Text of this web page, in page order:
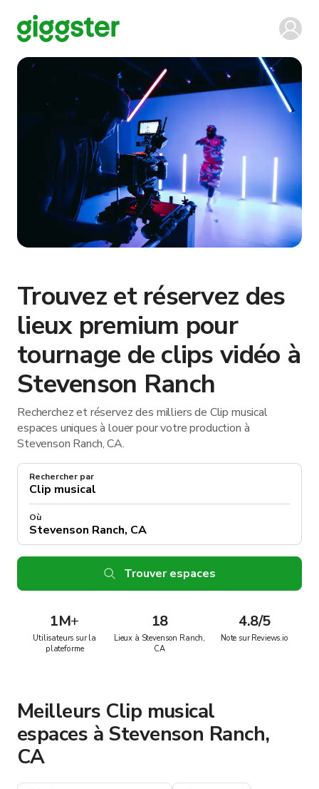
Trouvez et réservez des
lieux premium pour
tournage de clips vidéo à
Stevenson Ranch
Recherchez et réservez des milliers de Clip musical
espaces uniques à louer pour votre production à
Stevenson Ranch, CA.
Rechercher par
Où
Trouver espaces
1M+
Utilisateurs sur la
plateforme
18
Lieux à Stevenson Ranch,
CA
4.8/5
Note sur Reviews.io
Meilleurs Clip musical
espaces à Stevenson Ranch,
CA